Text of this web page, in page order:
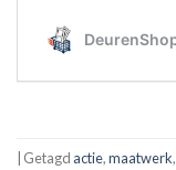
Getagd actie,maatwerk,